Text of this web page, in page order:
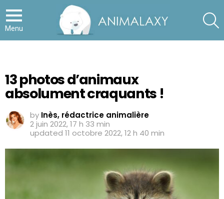
Menu
13 photos d’animaux
absolument craquants !
by Inès, rédactrice animalière
2 juin 2022, 17 h 33 min
updated 11 octobre 2022, 12 h 40 min